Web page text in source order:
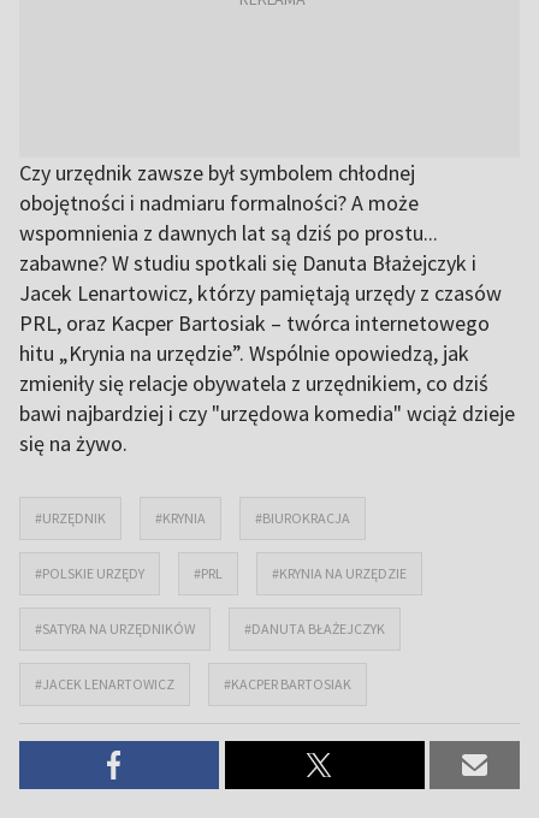
Czy urzędnik zawsze był symbolem chłodnej
obojętności i nadmiaru formalności? A może
wspomnienia z dawnych lat są dziś po prostu...
zabawne? W studiu spotkali się Danuta Błażejczyk i
Jacek Lenartowicz, którzy pamiętają urzędy z czasów
PRL, oraz Kacper Bartosiak – twórca internetowego
hitu „Krynia na urzędzie”. Wspólnie opowiedzą, jak
zmieniły się relacje obywatela z urzędnikiem, co dziś
bawi najbardziej i czy "urzędowa komedia" wciąż dzieje
się na żywo.
#URZĘDNIK #KRYNIA #BIUROKRACJA
#POLSKIE URZĘDY #PRL #KRYNIA NA URZĘDZIE
#SATYRA NA URZĘDNIKÓW #DANUTA BŁAŻEJCZYK
#JACEK LENARTOWICZ #KACPER BARTOSIAK